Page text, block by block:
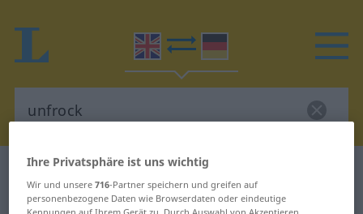
Englisch-Deutsch Wörterbuch
Englisch-Deutsch Übersetzung für
Ihre Privatsphäre ist uns wichtig
Wir und unsere716-Partner speichern und greifen auf
personenbezogene Daten wie Browserdaten oder eindeutige